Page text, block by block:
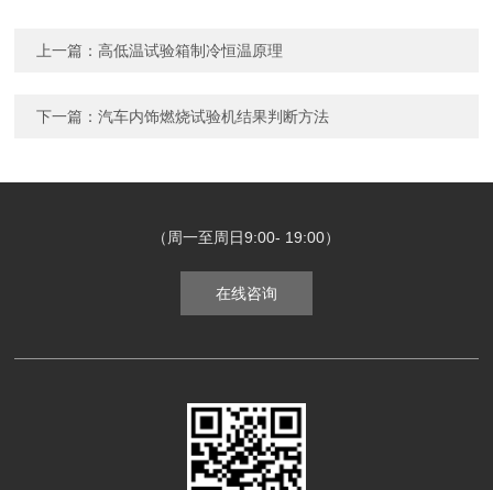
上一篇：高低温试验箱制冷恒温原理
下一篇：汽车内饰燃烧试验机结果判断方法
（周一至周日9:00- 19:00）
在线咨询